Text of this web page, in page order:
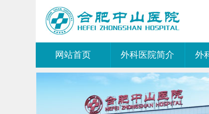
网站首页 外科医院简介 外